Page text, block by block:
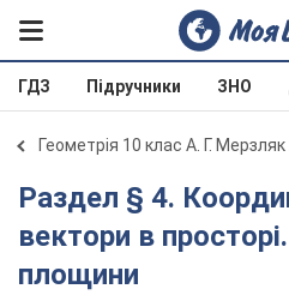
ГДЗ Підручники ЗНО
Геометрія 10 клас А. Г.
Раздел § 4. Координати та
вектори в
площини